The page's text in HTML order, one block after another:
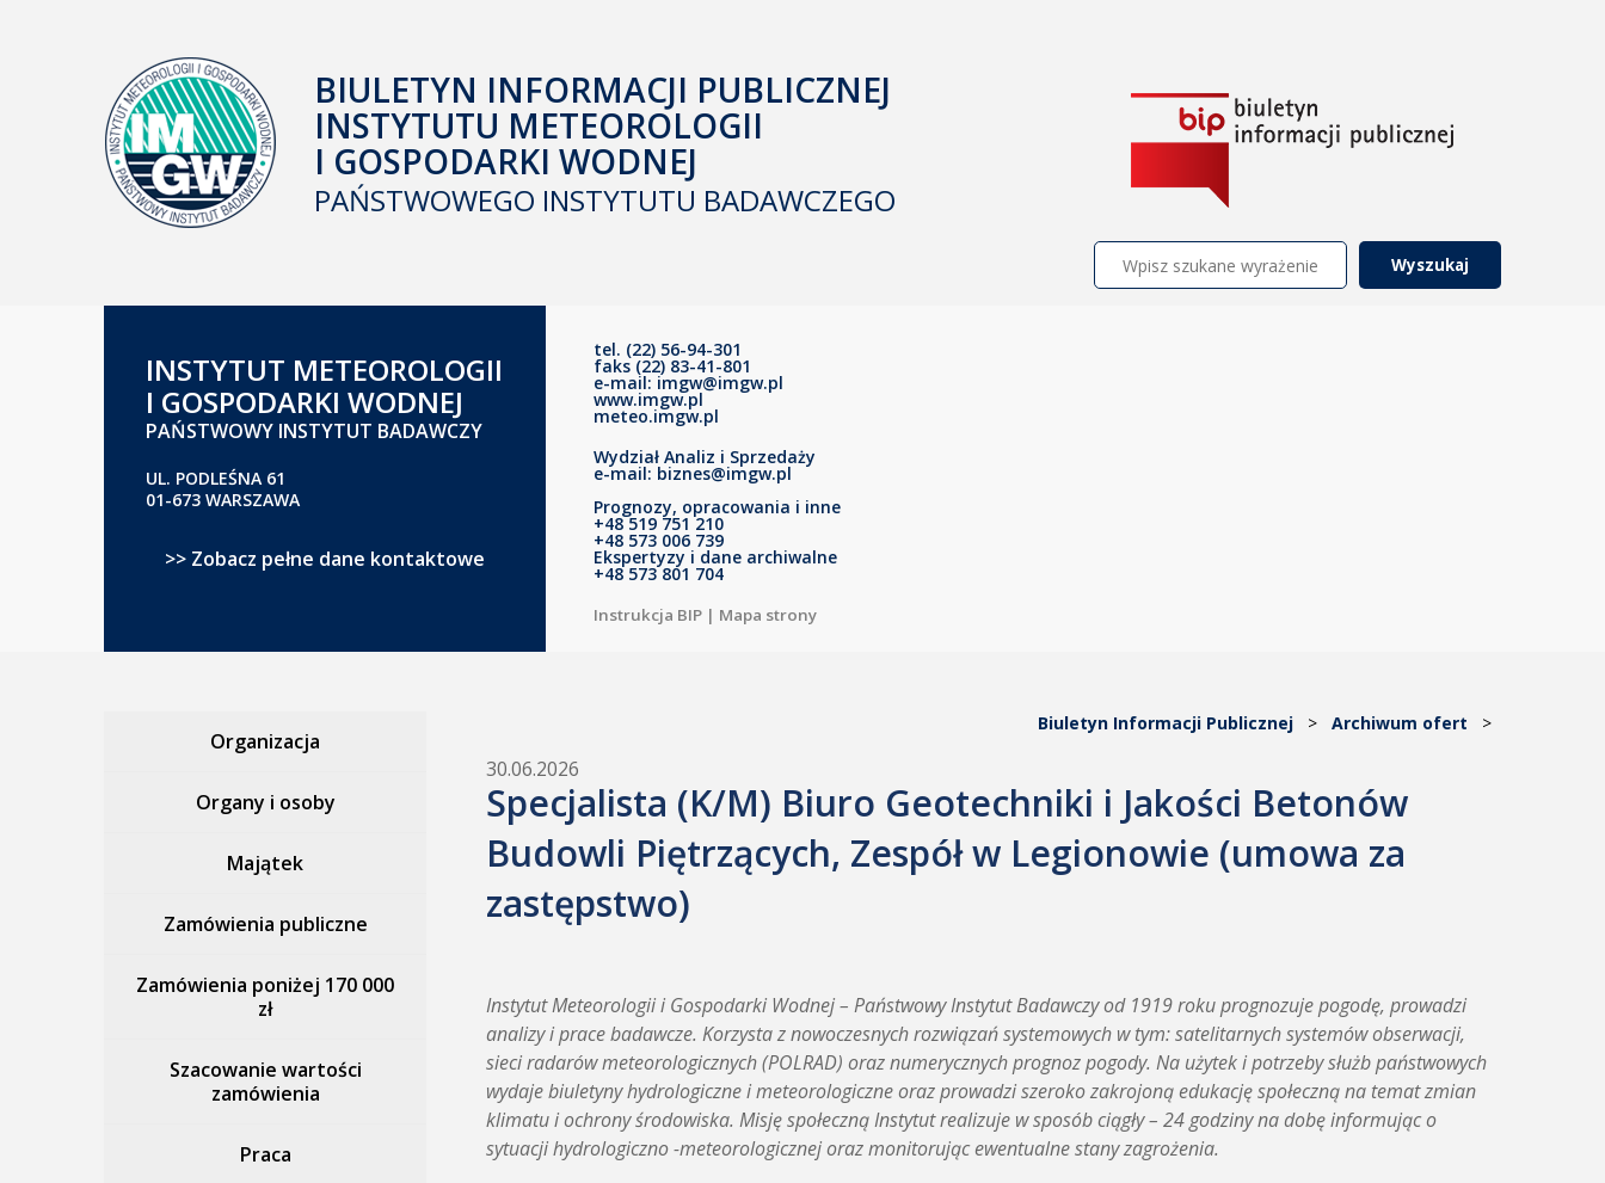
BIULETYN INFORMACJI PUBLICZNEJ
INSTYTUTU METEOROLOGII
I GOSPODARKI WODNEJ
PAŃSTWOWEGO INSTYTUTU BADAWCZEGO
Szukaj:
INSTYTUT METEOROLOGII
I GOSPODARKI WODNEJ
PAŃSTWOWY INSTYTUT BADAWCZY
UL. PODLEŚNA 61
01-673 WARSZAWA
>> Zobacz pełne dane kontaktowe
tel. (22) 56-94-301
faks (22) 83-41-801
e-mail: imgw@imgw.pl
www.imgw.pl
meteo.imgw.pl
Wydział Analiz i Sprzedaży
e-mail: biznes@imgw.pl
Prognozy, opracowania i inne
+48 519 751 210
+48 573 006 739
Ekspertyzy i dane archiwalne
+48 573 801 704
Instrukcja BIP | Mapa strony
Organizacja
Organy i osoby
Majątek
Zamówienia publiczne
Zamówienia poniżej 170 000
zł
Szacowanie wartości
zamówienia
Praca
Biuletyn Informacji Publicznej > Archiwum ofert >
30.06.2026
Specjalista (K/M) Biuro Geotechniki i Jakości Betonów
Budowli Piętrzących, Zespół w Legionowie (umowa za
zastępstwo)
Instytut Meteorologii i Gospodarki Wodnej – Państwowy Instytut Badawczy od 1919 roku prognozuje pogodę, prowadzi
analizy i prace badawcze. Korzysta z nowoczesnych rozwiązań systemowych w tym: satelitarnych systemów obserwacji,
sieci radarów meteorologicznych (POLRAD) oraz numerycznych prognoz pogody. Na użytek i potrzeby służb państwowych
wydaje biuletyny hydrologiczne i meteorologiczne oraz prowadzi szeroko zakrojoną edukację społeczną na temat zmian
klimatu i ochrony środowiska. Misję społeczną Instytut realizuje w sposób ciągły – 24 godziny na dobę informując o
sytuacji hydrologiczno -meteorologicznej oraz monitorując ewentualne stany zagrożenia.